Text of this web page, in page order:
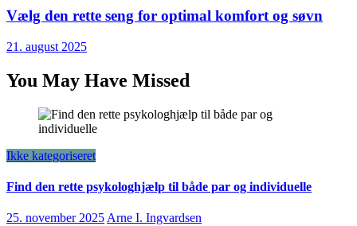
Vælg den rette seng for optimal komfort og søvn
21. august 2025
You May Have Missed
Ikke kategoriseret
Find den rette psykologhjælp til både par og individuelle
25. november 2025Arne I. Ingvardsen